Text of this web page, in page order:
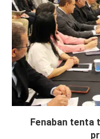
Fenaban tenta